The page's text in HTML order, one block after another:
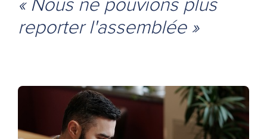
reporter l'assemblée »